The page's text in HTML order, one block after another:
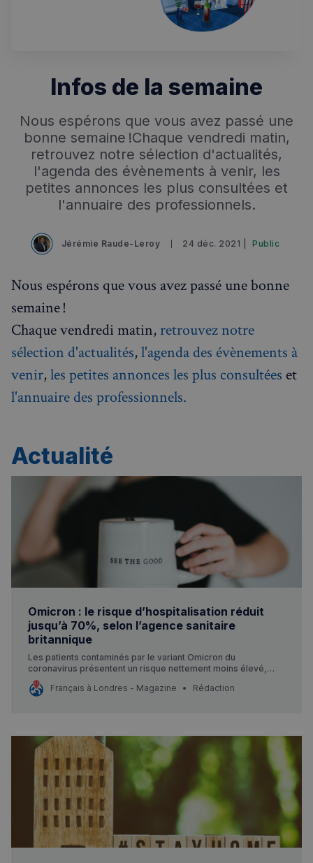
Recherche ✨ Chatbot IA
RECHERCHES POPULAIRES
Annuaire des professionnels
Visites guidées
Infos de la semaine
Nous espérons que vous avez passé une
bonne semaine !Chaque vendredi matin,
retrouvez notre sélection d'actualités,
l'agenda des évènements à venir, les
petites annonces les plus consultées et
l'annuaire des professionnels.
Jérémie Raude-Leroy 24 déc. 2021 | Public
Nous espérons que vous avez passé une bonne
semaine !
Chaque vendredi matin, retrouvez notre
sélection d'actualités,l'agenda des évènements à
venir,les petites annonces les plus consultées et
l'annuaire des professionnels.
Actualité
Omicron : le risque d’hospitalisation réduit
jusqu’à 70%, selon l’agence sanitaire
britannique
Les patients contaminés par le variant Omicron du
coronavirus présentent un risque nettement moins élevé,
jusqu’à 70%, d’être hospitalisés par rapport au variant Delta,
selon une analyse de l’agence de sécurité sanitaire
Français à Londres - Magazine Rédaction